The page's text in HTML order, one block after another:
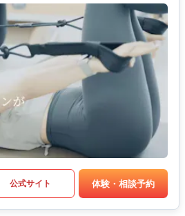
公式サイト 体験・相談予約